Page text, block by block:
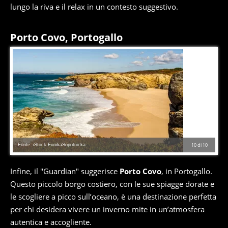
lungo la riva e il relax in un contesto suggestivo.
Porto Covo, Portogallo
10di 10
Fonte: iStock-EunikaSopotnicka
Infine, il "Guardian" suggerisce Porto Covo, in Portogallo.
Questo piccolo borgo costiero, con le sue spiagge dorate e
le scogliere a picco sull’oceano, è una destinazione perfetta
per chi desidera vivere un inverno mite in un’atmosfera
autentica e accogliente.